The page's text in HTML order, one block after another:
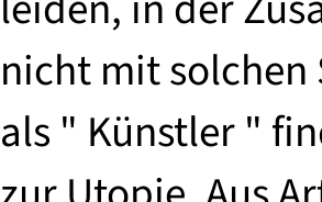
nicht mit
als " Künstler "